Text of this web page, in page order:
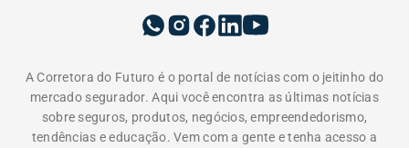
A Corretora do Futuro é o portal de notícias com o jeitinho do
mercado segurador. Aqui você encontra as últimas notícias
sobre seguros, produtos, negócios, empreendedorismo,
tendências e educação. Vem com a gente e tenha acesso a